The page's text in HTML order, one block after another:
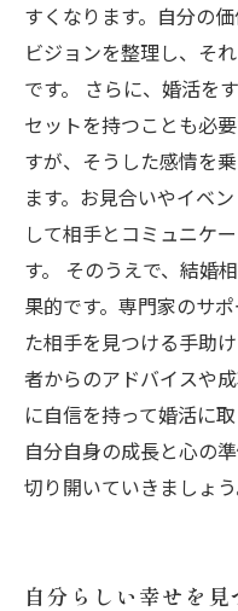
すくなります。自分の
ビジョンを整理し、そ
です。 さらに、婚活を
セットを持つことも必
すが、そうした感情を
ます。お見合いやイベ
して相手とコミュニケ
す。 そのうえで、結婚
果的です。専門家のサ
た相手を見つける手助
者からのアドバイスや
に自信を持って婚活に
自分自身の成長と心の
切り開いていきましょう
自分らしい幸せを